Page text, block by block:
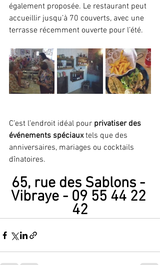
également proposée. Le restaurant peut
accueillir jusqu’à 70 couverts, avec une
terrasse récemment ouverte pour l’été.
C’est l’endroit idéal pour privatiser des
événements spéciaux tels que des
anniversaires, mariages ou cocktails
dînatoires.
65, rue des Sablons -
Vibraye - 09 55 44 22
42